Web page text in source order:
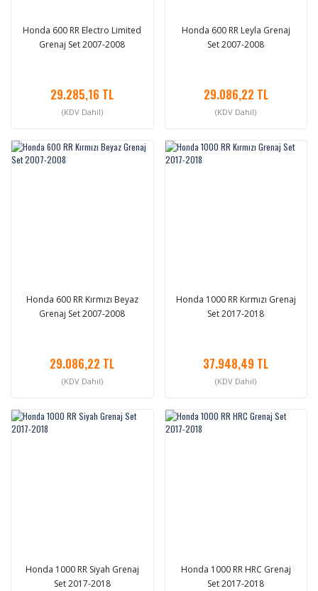
Honda 600 RR Electro Limited
Grenaj Set 2007-2008
29.285,16 TL
(KDV Dahil)
Honda 600 RR Leyla Grenaj
Set 2007-2008
29.086,22 TL
(KDV Dahil)
Honda 600 RR Kırmızı Beyaz
Grenaj Set 2007-2008
29.086,22 TL
(KDV Dahil)
Honda 1000 RR Kırmızı Grenaj
Set 2017-2018
37.948,49 TL
(KDV Dahil)
Honda 1000 RR Siyah Grenaj
Set 2017-2018
Honda 1000 RR HRC Grenaj
Set 2017-2018